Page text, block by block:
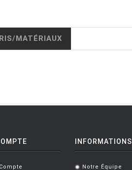
MATÉRIAUX
INFORMATIONS
Notre Équipe